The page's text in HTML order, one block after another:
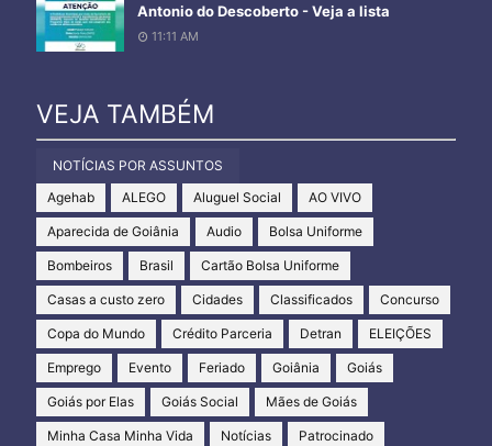
Antonio do Descoberto - Veja a lista
11:11 AM
VEJA TAMBÉM
NOTÍCIAS POR ASSUNTOS
Agehab
ALEGO Aluguel Social AO VIVO
Aparecida de Goiânia Audio Bolsa Uniforme
Bombeiros Brasil Cartão Bolsa Uniforme
Casas a custo zero Cidades Classificados Concurso
Copa do Mundo Crédito Parceria Detran ELEIÇÕES
Emprego Evento Feriado Goiânia Goiás
Goiás por Elas Goiás Social Mães de Goiás
Minha Casa Minha Vida Notícias Patrocinado